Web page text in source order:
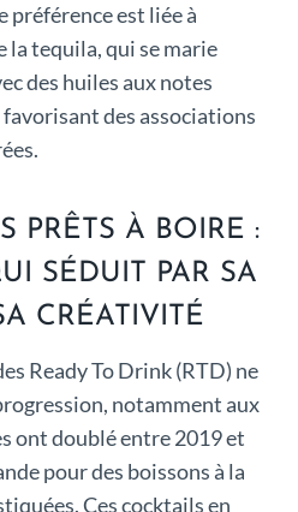
préférence est liée à
la tequila, qui se marie
des huiles aux notes
des associations
PRÊTS À BOIRE :
SÉDUIT PAR SA
CRÉATIVITÉ
Ready To Drink (RTD) ne
notamment aux
ont doublé entre 2019 et
pour des boissons à la
Ces cocktails en